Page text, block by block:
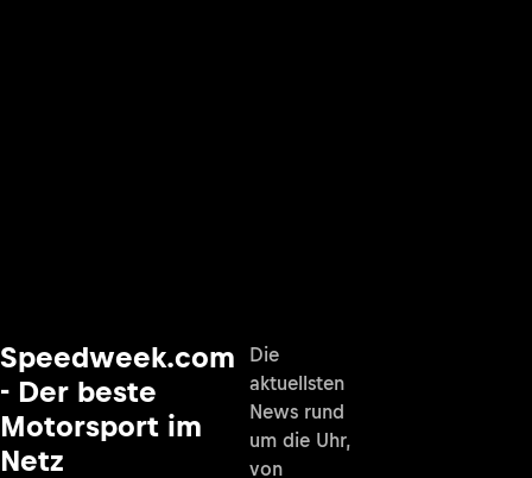
Speedweek.com
- Der beste
Motorsport im
Netz
Die
aktuellsten
News rund
um die Uhr,
von